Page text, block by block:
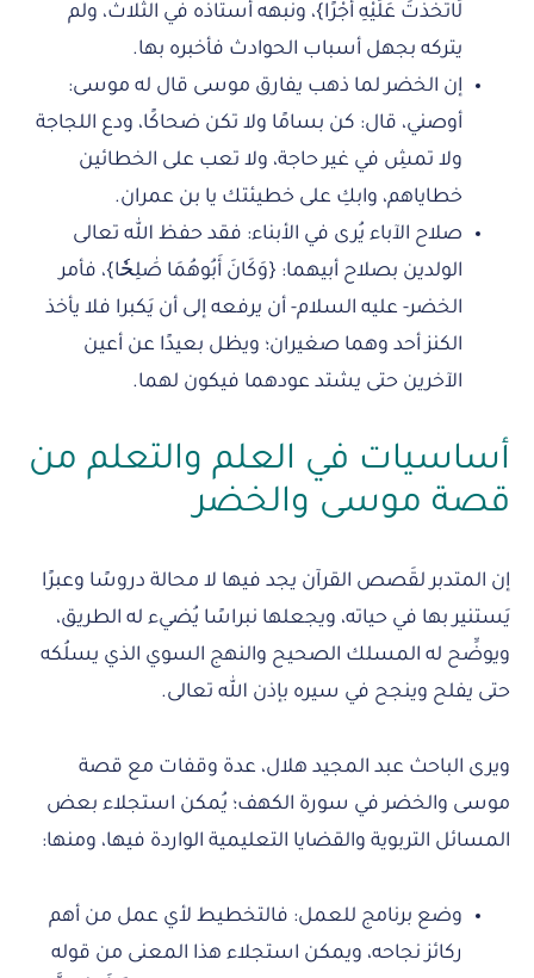
لَاتَّخَذْتَ عَلَيْهِ أَجْرًا}، ونبهه أستاذه في الثلاث، ولم
يتركه بجهل أسباب الحوادث فأخبره بها.
إن الخضر لما ذهب يفارق موسى قال له موسى:
أوصني، قال: كن بسامًا ولا تكن ضحاكًا، ودع اللجاجة
ولا تمشِ في غير حاجة، ولا تعب على الخطائين
خطاياهم، وابكِ على خطيئتك يا بن عمران.
صلاح الآباء يُرى في الأبناء: فقد حفظ الله تعالى
الولدين بصلاح أبيهما: {وَكَانَ أَبُوهُمَا صَٰلِحٗا}، فأمر
الخضر- عليه السلام- أن يرفعه إلى أن يَكبرا فلا يأخذ
الكنز أحد وهما صغيران؛ ويظل بعيدًا عن أعين
الآخرين حتى يشتد عودهما فيكون لهما.
أساسيات في العلم والتعلم من
قصة موسى والخضر
إن المتدبر لقَصص القرآن يجد فيها لا محالة دروسًا وعبرًا
يَستنير بها في حياته، ويجعلها نبراسًا يُضيء له الطريق،
ويوضِّح له المسلك الصحيح والنهج السوي الذي يسلُكه
حتى يفلح وينجح في سيره بإذن الله تعالى.
ويرى الباحث عبد المجيد هلال، عدة وقفات مع قصة
موسى والخضر في سورة الكهف؛ يُمكن استجلاء بعض
المسائل التربوية والقضايا التعليمية الواردة فيها، ومنها:
وضع برنامج للعمل: فالتخطيط لأي عمل من أهم
ركائز نجاحه، ويمكن استجلاء هذا المعنى من قوله